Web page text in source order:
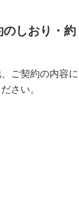
しおり・約
ご契約の内容に
さい。